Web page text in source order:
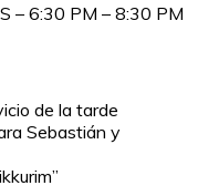
– 6:30 PM – 8:30 PM
de la tarde
Sebastián y